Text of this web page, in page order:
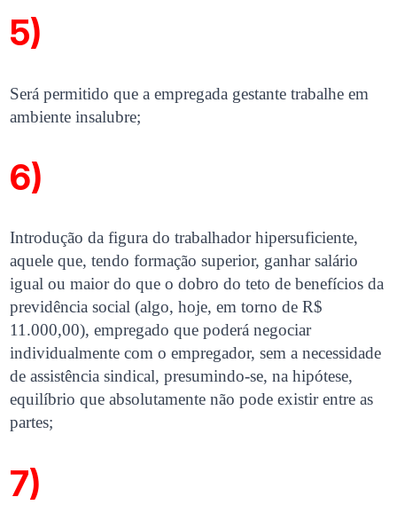
5)
Será permitido que a empregada gestante trabalhe em
ambiente insalubre;
6)
Introdução da figura do trabalhador hipersuficiente,
aquele que, tendo formação superior, ganhar salário
igual ou maior do que o dobro do teto de benefícios da
previdência social (algo, hoje, em torno de R$
11.000,00), empregado que poderá negociar
individualmente com o empregador, sem a necessidade
de assistência sindical, presumindo-se, na hipótese,
equilíbrio que absolutamente não pode existir entre as
partes;
7)